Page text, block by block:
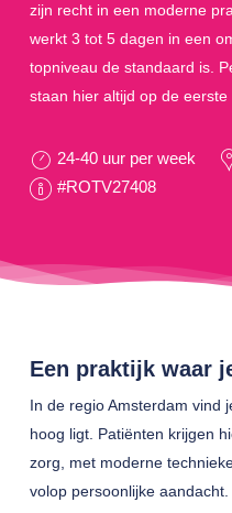
zijn recht in een moderne
werkt 3 tot 5 dagen in een
topniveau de standaard is.
staan hier altijd op de eerste
24-40 uur per week
#ROTV27408
Een praktijk waar
In de regio Amsterdam vind
hoog ligt. Patiënten krijgen
zorg, met moderne
volop persoonlijke